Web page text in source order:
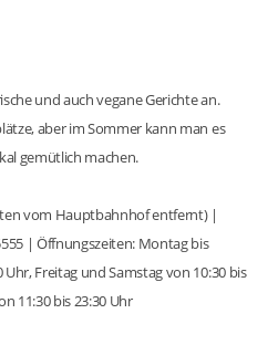
und auch vegane Gerichte an.
aber im Sommer kann man es
gemütlich machen.
vom Hauptbahnhof entfernt) |
| Öffnungszeiten: Montag bis
Freitag und Samstag von 10:30 bis
11:30 bis 23:30 Uhr